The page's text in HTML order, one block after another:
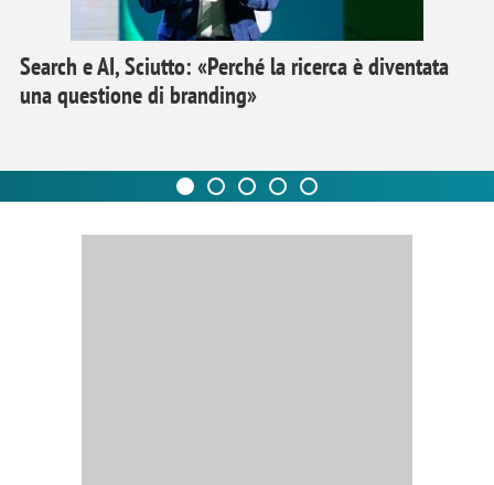
Search e AI, Sciutto: «Perché la ricerca è diventata
una questione di branding»